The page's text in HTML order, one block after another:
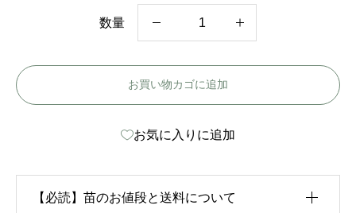
数量
ー
ズ
お買い物カゴに追加
お気に入りに追加
【必読】苗のお値段と送料について